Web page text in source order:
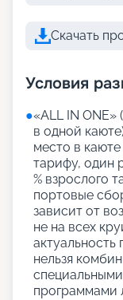
Скачать
Условия
●«АLL IN ONE»
в одной
место в
тарифу, один
% взрослого
портовые
зависит от
не на всех
нельзя
программами